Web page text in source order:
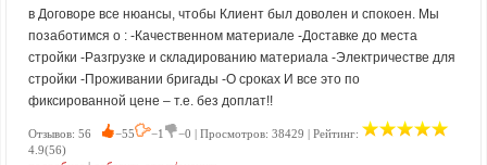
в Договоре все нюансы, чтобы Клиент был доволен и спокоен. Мы
позаботимся о : -Качественном материале -Доставке до места
стройки -Разгрузке и складированию материала -Электричестве для
стройки -Проживании бригады -О сроках И все это по
фиксированной цене – т.е. без доплат!!
Отзывов: 56 −55 −1
−0 | Просмотров: 38429 | Рейтинг:
4.9(56)